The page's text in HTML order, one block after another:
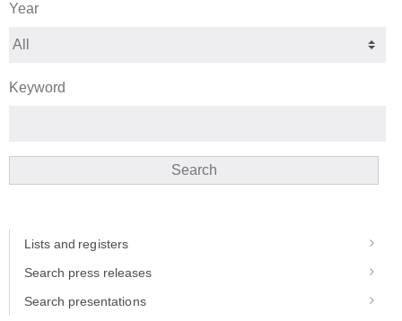
Year
Keyword
Search
Lists and registers
Search press releases
Search presentations